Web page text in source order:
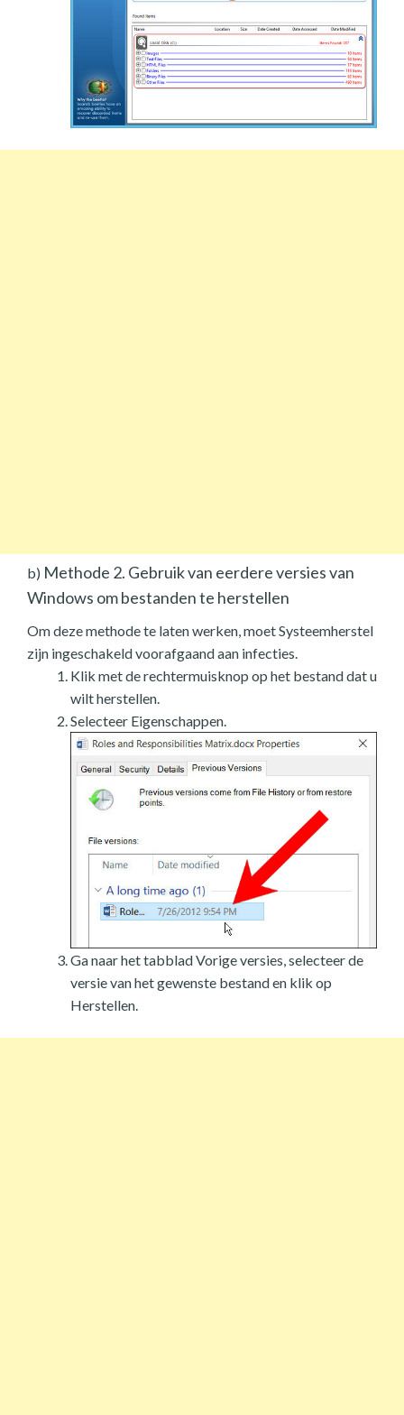
b) Methode 2. Gebruik van eerdere versies van
Windows om bestanden te herstellen
Om deze methode te laten werken, moet Systeemherstel
zijn ingeschakeld voorafgaand aan infecties.
Klik met de rechtermuisknop op het bestand dat u
wilt herstellen.
Selecteer Eigenschappen.
Ga naar het tabblad Vorige versies, selecteer de
versie van het gewenste bestand en klik op
Herstellen.